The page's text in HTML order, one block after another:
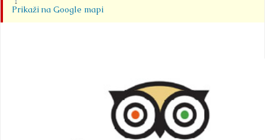
Prikaži na Google mapi